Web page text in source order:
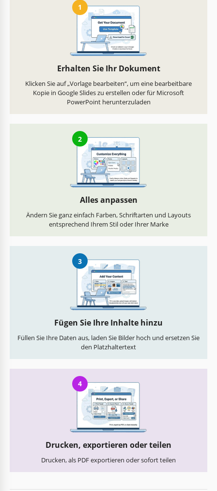
1
Erhalten Sie Ihr Dokument
Klicken Sie auf „Vorlage bearbeiten“, um eine bearbeitbare
Kopie in Google Slides zu erstellen oder für Microsoft
PowerPoint herunterzuladen
2
Alles anpassen
Ändern Sie ganz einfach Farben, Schriftarten und Layouts
entsprechend Ihrem Stil oder Ihrer Marke
3
Fügen Sie Ihre Inhalte hinzu
Füllen Sie Ihre Daten aus, laden Sie Bilder hoch und ersetzen Sie
den Platzhaltertext
4
Drucken, exportieren oder teilen
Drucken, als PDF exportieren oder sofort teilen